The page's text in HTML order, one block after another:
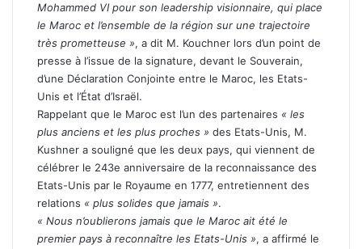
Mohammed VI pour son leadership visionnaire, qui place
le Maroc et l’ensemble de la région sur une trajectoire
très prometteuse », a dit M. Kouchner lors d’un point de
presse à l’issue de la signature, devant le Souverain,
d’une Déclaration Conjointe entre le Maroc, les Etats-
Unis et l’État d’Israël.
Rappelant que le Maroc est l’un des partenaires « les
plus anciens et les plus proches » des Etats-Unis, M.
Kushner a souligné que les deux pays, qui viennent de
célébrer le 243e anniversaire de la reconnaissance des
Etats-Unis par le Royaume en 1777, entretiennent des
relations « plus solides que jamais ».
« Nous n’oublierons jamais que le Maroc ait été le
premier pays à reconnaître les Etats-Unis », a affirmé le